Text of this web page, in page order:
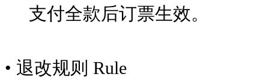
支付全款后订票生效。
• 退改规则 Rule